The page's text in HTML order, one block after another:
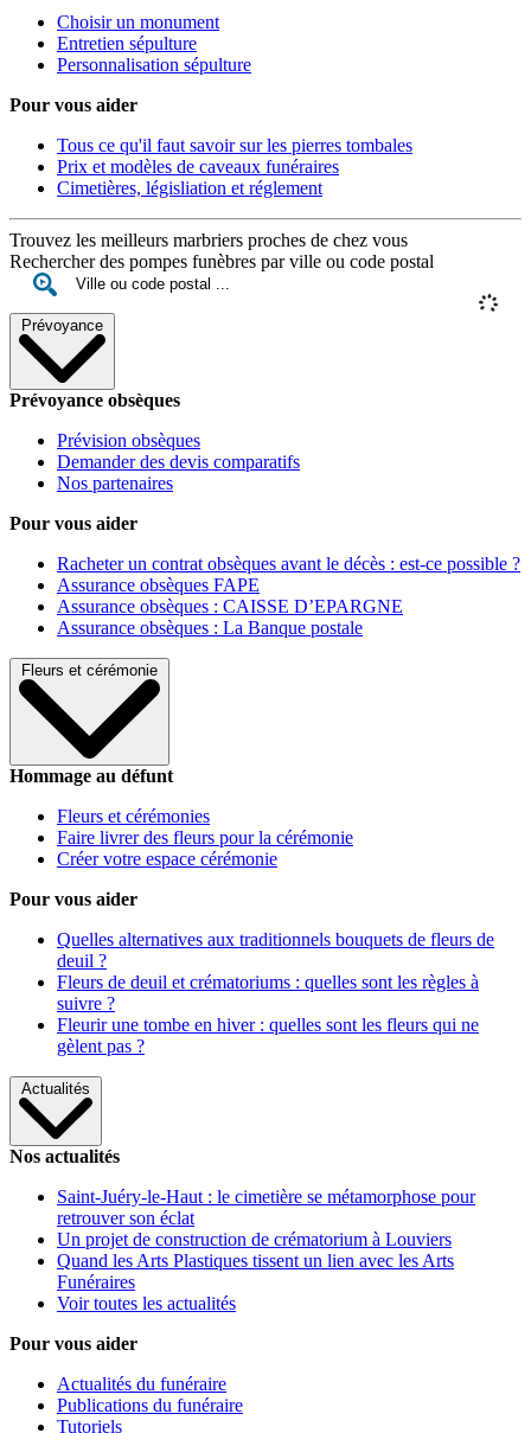
Choisir un monument
Entretien sépulture
Personnalisation sépulture
Pour vous aider
Tous ce qu'il faut savoir sur les pierres tombales
Prix et modèles de caveaux funéraires
Cimetières, législiation et réglement
Trouvez les meilleurs marbriers proches de chez vous
Rechercher des pompes funèbres par ville ou code postal
Prévoyance
Prévoyance obsèques
Prévision obsèques
Demander des devis comparatifs
Nos partenaires
Pour vous aider
Racheter un contrat obsèques avant le décès : est-ce possible ?
Assurance obsèques FAPE
Assurance obsèques : CAISSE D’EPARGNE
Assurance obsèques : La Banque postale
Fleurs et cérémonie
Hommage au défunt
Fleurs et cérémonies
Faire livrer des fleurs pour la cérémonie
Créer votre espace cérémonie
Pour vous aider
Quelles alternatives aux traditionnels bouquets de fleurs de
deuil ?
Fleurs de deuil et crématoriums : quelles sont les règles à
suivre ?
Fleurir une tombe en hiver : quelles sont les fleurs qui ne
gèlent pas ?
Actualités
Nos actualités
Saint-Juéry-le-Haut : le cimetière se métamorphose pour
retrouver son éclat
Un projet de construction de crématorium à Louviers
Quand les Arts Plastiques tissent un lien avec les Arts
Funéraires
Voir toutes les actualités
Pour vous aider
Actualités du funéraire
Publications du funéraire
Tutoriels